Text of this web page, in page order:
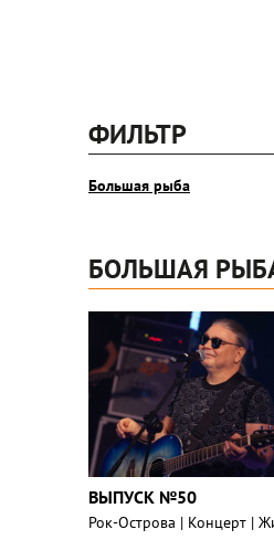
ФИЛЬТР
Большая рыба
БОЛЬШАЯ
ВЫПУСК №50
Рок-Острова | Концерт |